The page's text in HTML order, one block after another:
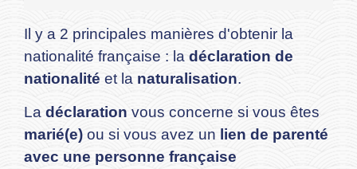
Il y a 2 principales manières d'obtenir la
nationalité française : la déclaration de
nationalité et la naturalisation.
La déclaration vous concerne si vous êtes
marié(e) ou si vous avez un lien de parenté
avec une personne française